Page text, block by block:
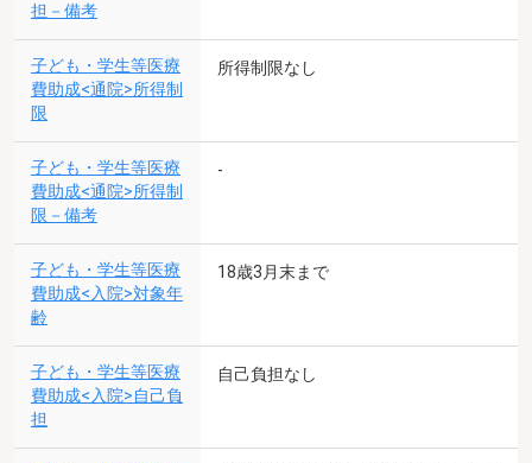
担－備考
子ども・学生等医療
費助成<通院>所得制
限
所得制限なし
子ども・学生等医療
費助成<通院>所得制
限－備考
-
子ども・学生等医療
費助成<入院>対象年
齢
18歳3月末まで
子ども・学生等医療
費助成<入院>自己負
担
自己負担なし